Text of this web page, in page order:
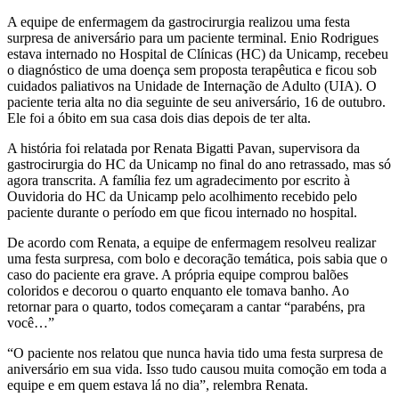
A equipe de enfermagem da gastrocirurgia realizou uma festa
surpresa de aniversário para um paciente terminal. Enio Rodrigues
estava internado no Hospital de Clínicas (HC) da Unicamp, recebeu
o diagnóstico de uma doença sem proposta terapêutica e ficou sob
cuidados paliativos na Unidade de Internação de Adulto (UIA). O
paciente teria alta no dia seguinte de seu aniversário, 16 de outubro.
Ele foi a óbito em sua casa dois dias depois de ter alta.
A história foi relatada por Renata Bigatti Pavan, supervisora da
gastrocirurgia do HC da Unicamp no final do ano retrassado, mas só
agora transcrita. A família fez um agradecimento por escrito à
Ouvidoria do HC da Unicamp pelo acolhimento recebido pelo
paciente durante o período em que ficou internado no hospital.
De acordo com Renata, a equipe de enfermagem resolveu realizar
uma festa surpresa, com bolo e decoração temática, pois sabia que o
caso do paciente era grave. A própria equipe comprou balões
coloridos e decorou o quarto enquanto ele tomava banho. Ao
retornar para o quarto, todos começaram a cantar “parabéns, pra
você…”
“O paciente nos relatou que nunca havia tido uma festa surpresa de
aniversário em sua vida. Isso tudo causou muita comoção em toda a
equipe e em quem estava lá no dia”, relembra Renata.